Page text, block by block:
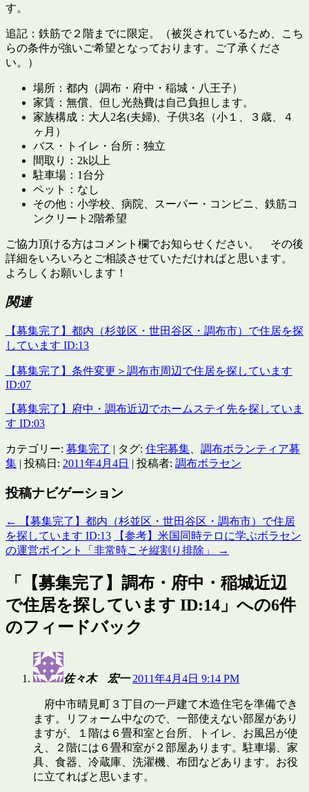
す。
追記：鉄筋で２階までに限定。（被災されているため、こち
らの条件が強いご希望となっております。ご了承くださ
い。）
場所：都内（調布・府中・稲城・八王子）
家賃：無償、但し光熱費は自己負担します。
家族構成：大人2名(夫婦)、子供3名（小１、３歳、４
ヶ月）
バス・トイレ・台所：独立
間取り：2k以上
駐車場：1台分
ペット：なし
その他：小学校、病院、スーパー・コンビニ、鉄筋コ
ンクリート2階希望
ご協力頂ける方はコメント欄でお知らせください。 その後
詳細をいろいろとご相談させていただければと思います。
よろしくお願いします！
関連
【募集完了】都内（杉並区・世田谷区・調布市）で住居を探
しています ID:13
【募集完了】条件変更＞調布市周辺で住居を探しています
ID:07
【募集完了】府中・調布近辺でホームステイ先を探していま
す ID:03
カテゴリー: 募集完了 | タグ: 住宅募集
調布ボランティア募
集 | 投稿日: 2011年4月4日 | 投稿者: 調布ボラセン
投稿ナビゲーション
←
【募集完了】都内（杉並区・世田谷区・調布市）で住居
を探しています ID:13
【参考】米国同時テロに学ぶボラセン
の運営ポイント「非常時こそ縦割り排除」
→
「
【募集完了】調布・府中・稲城近辺
で住居を探しています ID:14 」への6件
のフィードバック
佐々木 宏一 2011年4月4日 9:14 PM
府中市晴見町３丁目の一戸建て木造住宅を準備でき
ます。リフォーム中なので、一部使えない部屋があり
ますが、１階は６畳和室と台所、トイレ、お風呂が使
え、２階には６畳和室が２部屋あります。駐車場、家
具、食器、冷蔵庫、洗濯機、布団などあります。お役
に立てればと思います。